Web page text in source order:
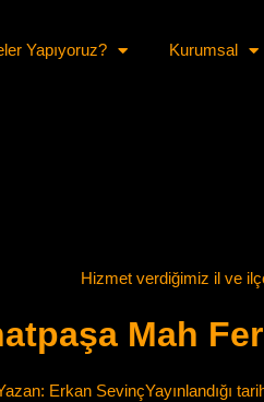
Yapıyoruz? Kurumsal
Hizmet verdiğimiz il ve
Mah
Erkan SevinçYayınlandığı